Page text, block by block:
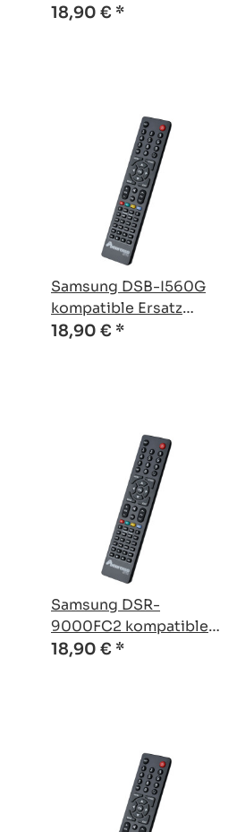
Fernbedienung
18,90 € *
Samsung DSB-I560G
kompatible Ersatz
Fernbedienung
18,90 € *
Samsung DSR-
9000FC2 kompatible
Ersatz Fernbedienung
18,90 € *